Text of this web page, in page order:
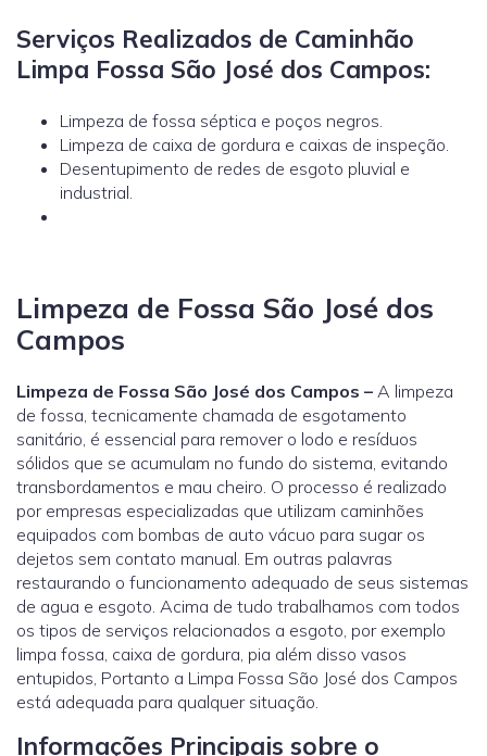
Serviços Realizados de Caminhão
Limpa Fossa São José dos Campos:
Limpeza de fossa séptica e poços negros.
Limpeza de caixa de gordura e caixas de inspeção.
Desentupimento de redes de esgoto pluvial e
industrial.
Limpeza de Fossa São José dos
Campos
Limpeza de Fossa São José dos Campos – A limpeza
de fossa, tecnicamente chamada de esgotamento
sanitário, é essencial para remover o lodo e resíduos
sólidos que se acumulam no fundo do sistema, evitando
transbordamentos e mau cheiro. O processo é realizado
por empresas especializadas que utilizam caminhões
equipados com bombas de auto vácuo para sugar os
dejetos sem contato manual. Em outras palavras
restaurando o funcionamento adequado de seus sistemas
de agua e esgoto. Acima de tudo trabalhamos com todos
os tipos de serviços relacionados a esgoto, por exemplo
limpa fossa, caixa de gordura, pia além disso vasos
entupidos, Portanto a Limpa Fossa São José dos Campos
está adequada para qualquer situação.
Informações Principais sobre o